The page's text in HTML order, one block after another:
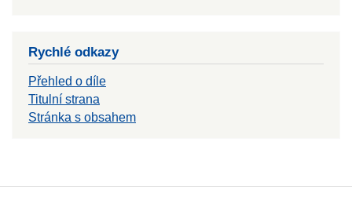
Rychlé odkazy
Přehled o díle
Titulní strana
Stránka s obsahem